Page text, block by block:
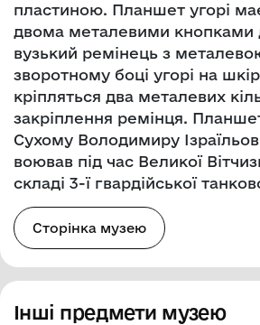
пластиною. Планшет угорі
двома металевими кнопками
вузький ремінець з
зворотному боці угорі на
кріпляться два металевих
закріплення ремінця.
Сухому Володимиру
воював під час Великої
складі 3-ї гвардійської
Сторінка музею
Інші предмети музею